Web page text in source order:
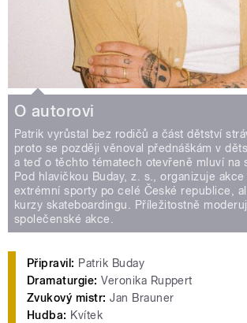
O autorovi
Patrik vyrůstal bez rodičů a část dětství
proto se později věnoval přednáškám v
a teď o těchto tématech otevřeně mluví na
Pod hlavičkou Buday, z. s., organizuje
extrémní sporty po celé České republice,
kurzy skateboardingu. Příležitostně
společenské akce.
Připravil: Patrik Buday
Dramaturgie: Veronika Ruppert
Zvukový mistr: Jan Brauner
Hudba: Kvítek